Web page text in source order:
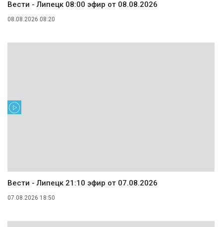
Вести - Липецк 08:00 эфир от 08.08.2026
08.08.2026 08:20
Вести - Липецк 21:10 эфир от 07.08.2026
07.08.2026 18:50